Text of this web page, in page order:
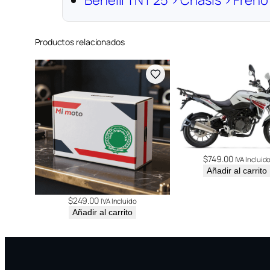
Productos relacionados
$249.00 IVA Incluido
Añadir al carrito
$749.00 IVA
Añadir al carrito